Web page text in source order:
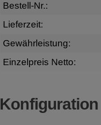
Bestell-Nr.:
Lieferzeit:
Gewährleistung:
Einzelpreis Netto:
Konfiguration